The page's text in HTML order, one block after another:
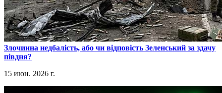
​Злочинна недбалість, або чи відповість Зеленський за здачу
півдня?
15 июн. 2026 г.